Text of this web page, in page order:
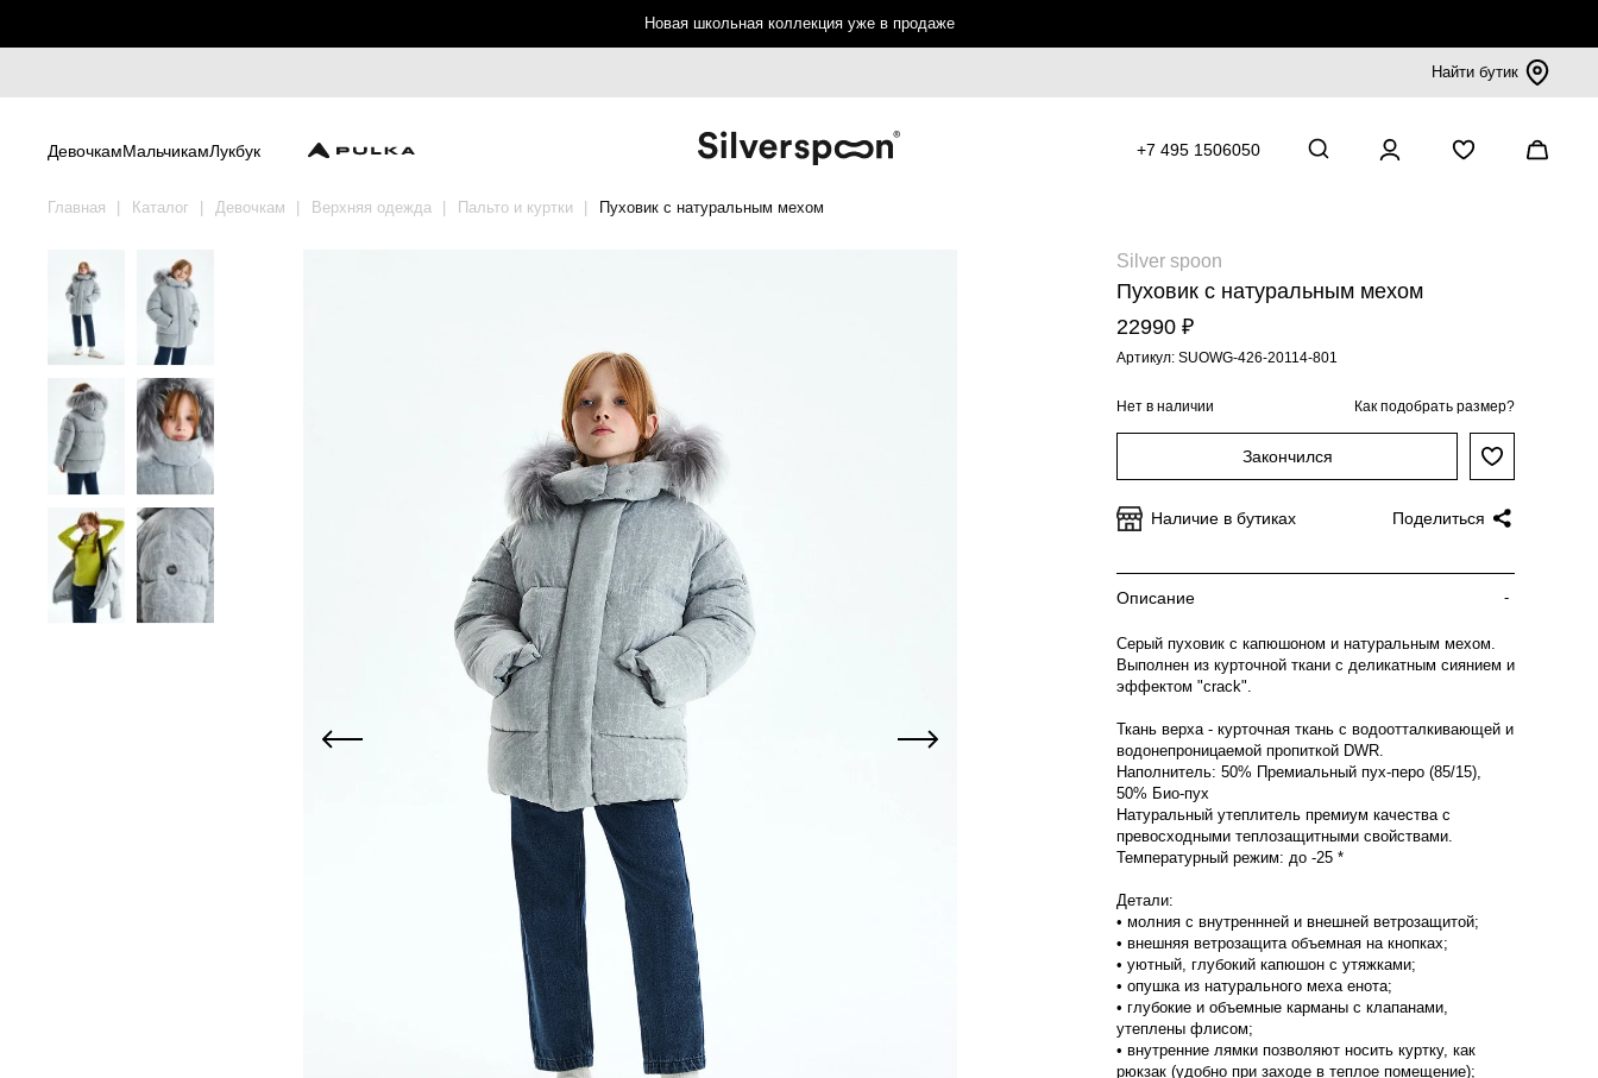
Новая школьная коллекция уже в продаже
Найти бутик
ДевочкамМальчикамЛукбук +7 495 1506050
Главная Каталог Девочкам Верхняя одежда Пальто и куртки Пуховик с натуральным мехом
Silver spoon
Пуховик с натуральным мехом
22990 ₽
Артикул: SUOWG-426-20114-801
Нет в наличии Как подобрать размер?
Закончился
Наличие в бутиках Поделиться
Описание -
Серый пуховик с капюшоном и натуральным мехом.
Выполнен из курточной ткани с деликатным сиянием и
эффектом "crack".
Ткань верха - курточная ткань с водоотталкивающей и
водонепроницаемой пропиткой DWR.
Наполнитель: 50% Премиальный пух-перо (85/15),
50% Био-пух
Натуральный утеплитель премиум качества с
превосходными теплозащитными свойствами.
Температурный режим: до -25 *
Детали:
• молния с внутреннней и внешней ветрозащитой;
• внешняя ветрозащита объемная на кнопках;
• уютный, глубокий капюшон с утяжками;
• опушка из натурального меха енота;
• глубокие и объемные карманы с клапанами,
утеплены флисом;
• внутренние лямки позволяют носить куртку, как
рюкзак (удобно при заходе в теплое помещение);